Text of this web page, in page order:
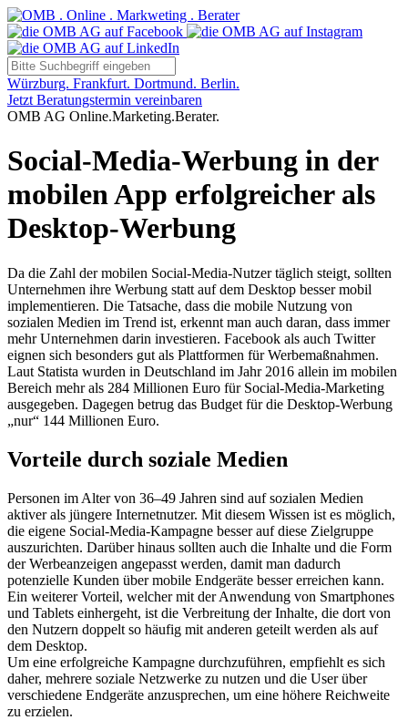
Würzburg. Frankfurt. Dortmund. Berlin.
Jetzt Beratungstermin vereinbaren
OMB AG Online.Marketing.Berater.
Social-Media-Werbung in der
mobilen App erfolgreicher als
Desktop-Werbung
Da die Zahl der mobilen Social-Media-Nutzer täglich steigt, sollten
Unternehmen ihre Werbung statt auf dem Desktop besser mobil
implementieren. Die Tatsache, dass die mobile Nutzung von
sozialen Medien im Trend ist, erkennt man auch daran, dass immer
mehr Unternehmen darin investieren. Facebook als auch Twitter
eignen sich besonders gut als Plattformen für Werbemaßnahmen.
Laut Statista wurden in Deutschland im Jahr 2016 allein im mobilen
Bereich mehr als 284 Millionen Euro für Social-Media-Marketing
ausgegeben. Dagegen betrug das Budget für die Desktop-Werbung
„nur“ 144 Millionen Euro.
Vorteile durch soziale Medien
Personen im Alter von 36–49 Jahren sind auf sozialen Medien
aktiver als jüngere Internetnutzer. Mit diesem Wissen ist es möglich,
die eigene Social-Media-Kampagne besser auf diese Zielgruppe
auszurichten. Darüber hinaus sollten auch die Inhalte und die Form
der Werbeanzeigen angepasst werden, damit man dadurch
potenzielle Kunden über mobile Endgeräte besser erreichen kann.
Ein weiterer Vorteil, welcher mit der Anwendung von Smartphones
und Tablets einhergeht, ist die Verbreitung der Inhalte, die dort von
den Nutzern doppelt so häufig mit anderen geteilt werden als auf
dem Desktop.
Um eine erfolgreiche Kampagne durchzuführen, empfiehlt es sich
daher, mehrere soziale Netzwerke zu nutzen und die User über
verschiedene Endgeräte anzusprechen, um eine höhere Reichweite
zu erzielen.